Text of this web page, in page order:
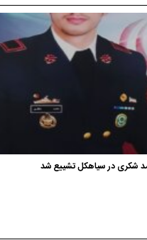
شکری در سیاهکل تشییع شد